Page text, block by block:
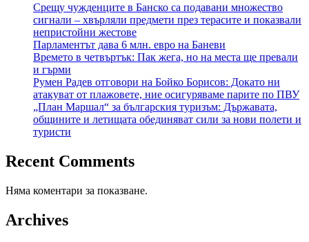
Срещу чужденците в Банско са подавани множество
сигнали – хвърляли предмети през терасите и показвали
непристойни жестове
Парламентът дава 6 млн. евро на Баневи
Времето в четвъртък: Пак жега, но на места ще превали
и гърми
Румен Радев отговори на Бойко Борисов: Докато ни
атакуват от плажовете, ние осигуряваме парите по ПВУ
„План Маршал“ за българския туризъм: Държавата,
общините и летищата обединяват сили за нови полети и
туристи
Recent Comments
Няма коментари за показване.
Archives